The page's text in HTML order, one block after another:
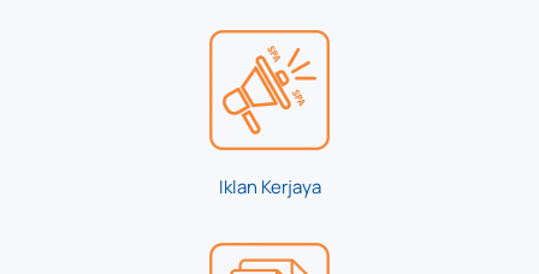
Iklan Kerjaya